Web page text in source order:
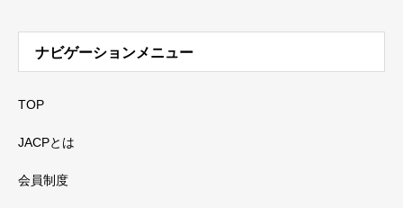
ナビゲーションメニュー
TOP
JACPとは
会員制度